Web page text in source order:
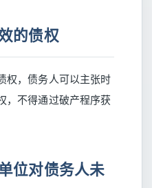
的债权
权，债务人可以主张时
，不得通过破产程序获
位对债务人未